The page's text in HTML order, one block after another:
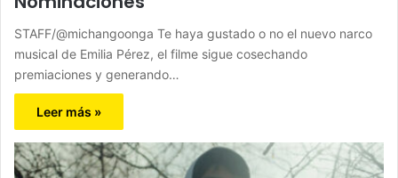
STAFF/@michangoonga Te haya gustado o no el nuevo narco
musical de Emilia Pérez, el filme sigue cosechando
premiaciones y generando…
Leer más »